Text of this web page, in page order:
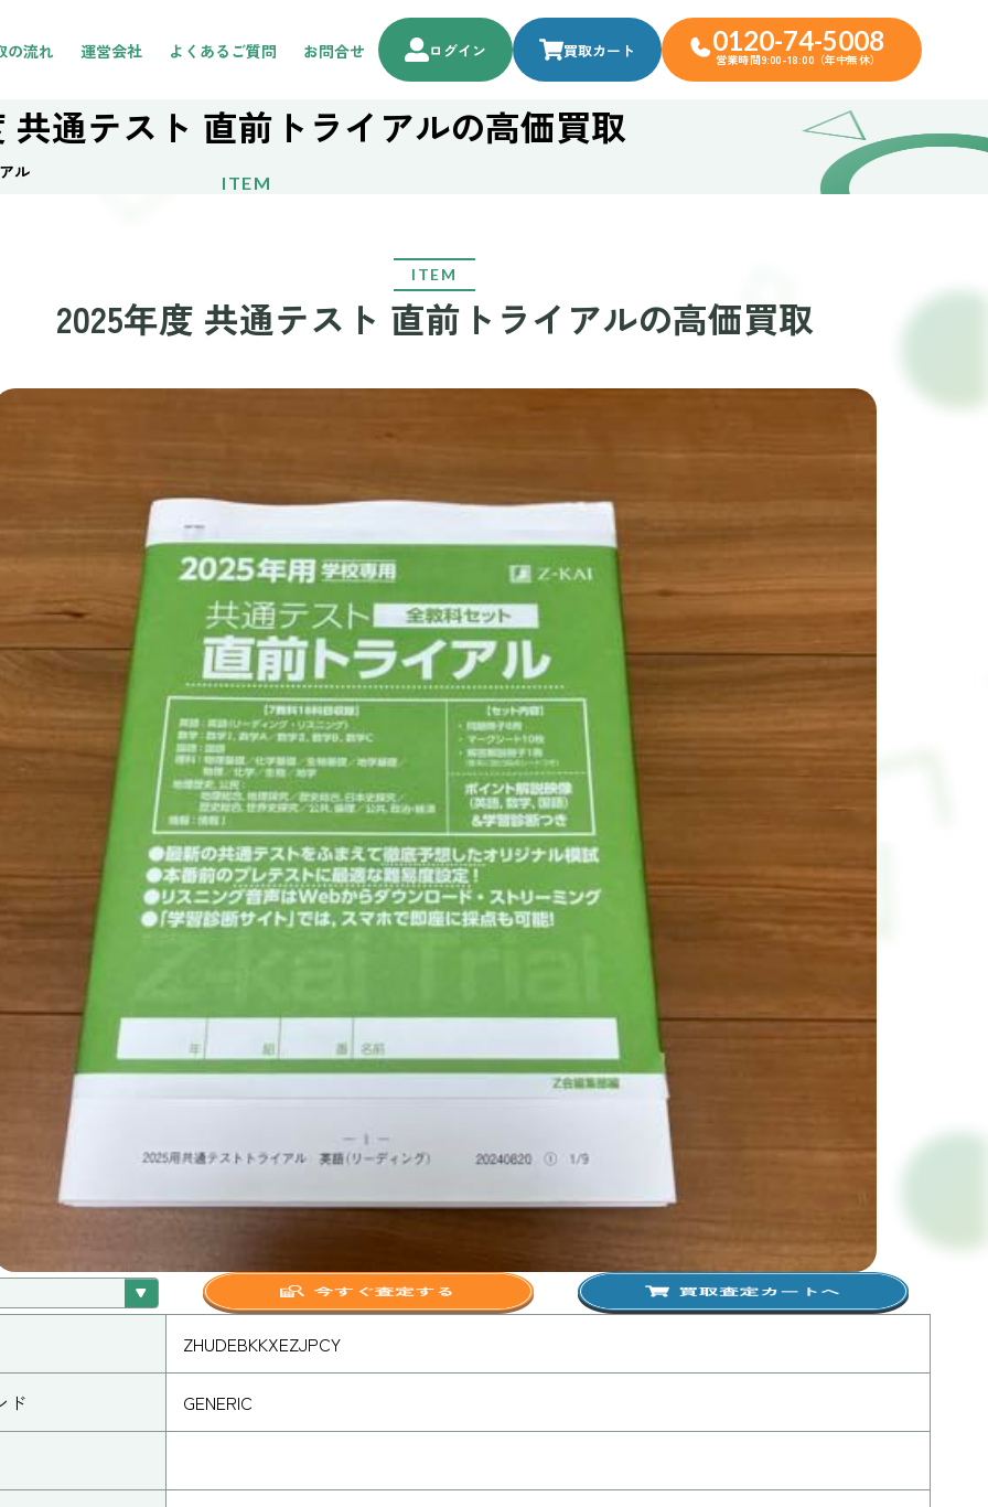
の流れ 運営会社 よくあるご質問 お問合せ ログイン 買取カート 0120-74-5008
営業時間9:00-18:00（年中無休）
共通テスト 直前トライアルの高価買取
ITEM
ル
ITEM
2025年度 共通テスト 直前トライアルの高価買取
ZHUDEBKKXEZJPCY
ド GENERIC